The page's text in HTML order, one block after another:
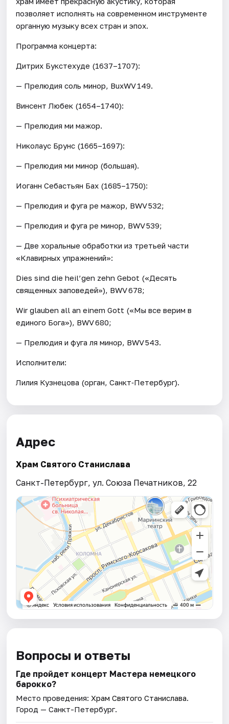
позволяет исполнять на современном инструменте
органную музыку всех стран и эпох.
Программа концерта:
Дитрих Букстехуде (1637–1707):
— Прелюдия соль минор, BuxWV 149.
Винсент Любек (1654–1740):
— Прелюдия ми мажор.
Николаус Брунс (1665–1697):
— Прелюдия ми минор (большая).
Иоганн Себастьян Бах (1685–1750):
— Прелюдия и фуга ре мажор, BWV 532;
— Прелюдия и фуга ре минор, BWV 539;
— Две хоральные обработки из третьей части
«Клавирных упражнений»:
Dies sind die heil’gen zehn Gebot («Десять
священных заповедей»), BWV 678;
Wir glauben all an einem Gott («Мы все верим в
единого Бога»), BWV 680;
— Прелюдия и фуга ля минор, BWV 543.
Исполнители:
Лилия Кузнецова (орган, Санкт‑Петербург).
Адрес
Храм Святого Станислава
Санкт-Петербург, ул. Союза Печатников, 22
Вопросы и ответы
Где пройдет концерт Мастера немецкого
барокко?
Место проведения:Храм Святого Станислава.
Город — Санкт-Петербург.